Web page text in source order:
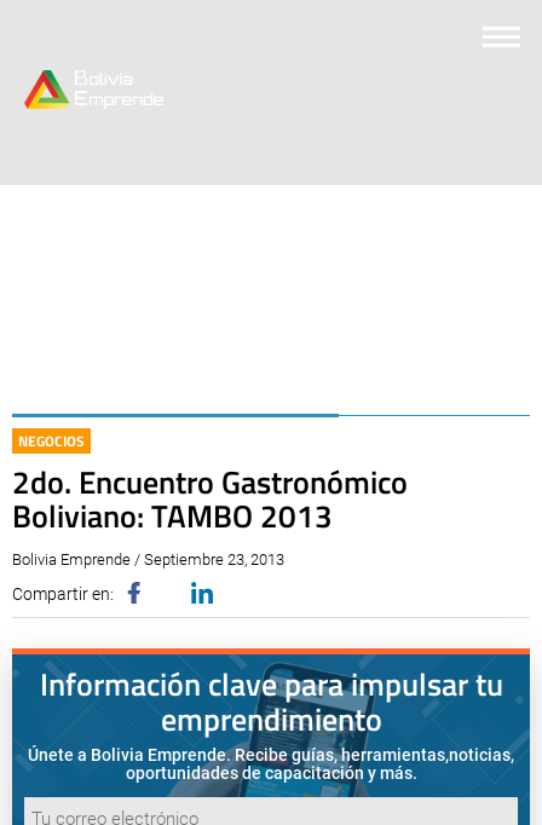
NEGOCIOS
2do. Encuentro Gastronómico
Boliviano: TAMBO 2013
Bolivia Emprende / Septiembre 23, 2013
Compartir en:
Información clave para impulsar tu
emprendimiento
Únete a Bolivia Emprende. Recibe guías, herramientas,noticias,
oportunidades de capacitación y más.